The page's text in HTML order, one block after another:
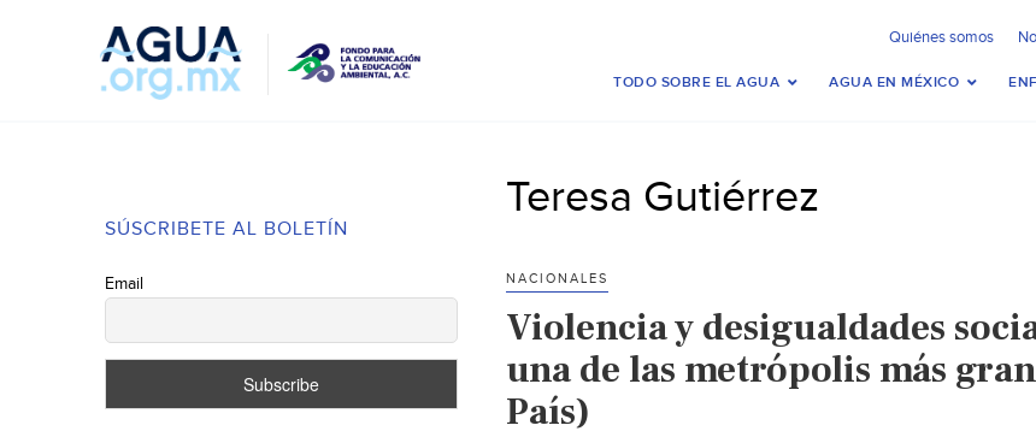
Quiénes somos
TODO SOBRE EL AGUA AGUA EN MÉXICO
SÚSCRIBETE AL BOLETÍN
Email
Teresa Gutiérrez
NACIONALES
Violencia y desigualdades
una de las metrópolis más
País)